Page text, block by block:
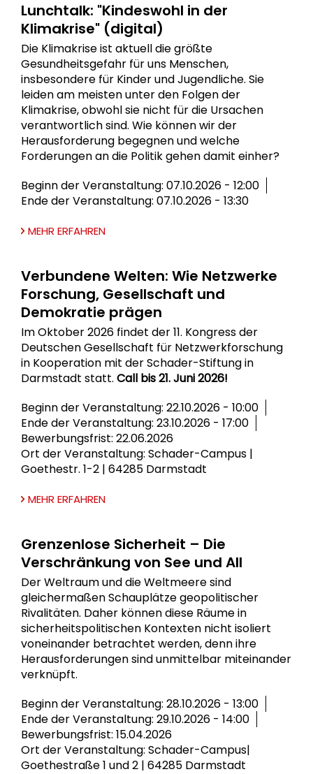
Lunchtalk: "Kindeswohl in der
Klimakrise" (digital)
Die Klimakrise ist aktuell die größte
Gesundheitsgefahr für uns Menschen,
insbesondere für Kinder und Jugendliche. Sie
leiden am meisten unter den Folgen der
Klimakrise, obwohl sie nicht für die Ursachen
verantwortlich sind. Wie können wir der
Herausforderung begegnen und welche
Forderungen an die Politik gehen damit einher?
Beginn der Veranstaltung: 07.10.2026 - 12:00
Ende der Veranstaltung: 07.10.2026 - 13:30
MEHR ERFAHREN
Verbundene Welten: Wie Netzwerke
Forschung, Gesellschaft und
Demokratie prägen
Im Oktober 2026 findet der 11. Kongress der
Deutschen Gesellschaft für Netzwerkforschung
in Kooperation mit der Schader-Stiftung in
Darmstadt statt. Call bis 21. Juni 2026!
Beginn der Veranstaltung: 22.10.2026 - 10:00
Ende der Veranstaltung: 23.10.2026 - 17:00
Bewerbungsfrist: 22.06.2026
Ort der Veranstaltung: Schader-Campus |
Goethestr. 1-2 | 64285 Darmstadt
MEHR ERFAHREN
Grenzenlose Sicherheit – Die
Verschränkung von See und All
Der Weltraum und die Weltmeere sind
gleichermaßen Schauplätze geopolitischer
Rivalitäten. Daher können diese Räume in
sicherheitspolitischen Kontexten nicht isoliert
voneinander betrachtet werden, denn ihre
Herausforderungen sind unmittelbar miteinander
verknüpft.
Beginn der Veranstaltung: 28.10.2026 - 13:00
Ende der Veranstaltung: 29.10.2026 - 14:00
Bewerbungsfrist: 15.04.2026
Ort der Veranstaltung: Schader-Campus|
Goethestraße 1 und 2 | 64285 Darmstadt